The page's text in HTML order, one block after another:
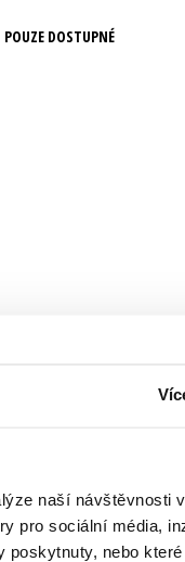
naší návštěvnosti
pro sociální média,
nebo
adult (SK)
POUZE DOSTUPNÉ